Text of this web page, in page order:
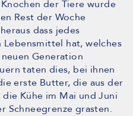
der Tiere wurde
Rest der Woche
dass jedes
hat, welches
Generation
taten dies, bei ihnen
erste Butter, die aus der
Kühe im Mai und Juni
Schneegrenze grasten.